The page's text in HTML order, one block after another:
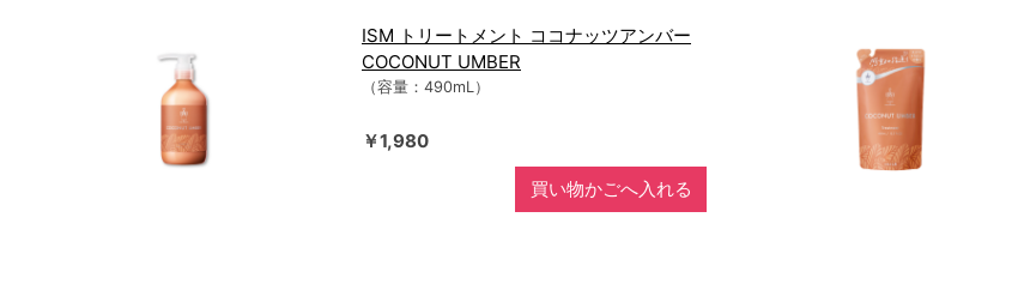
ISM トリートメント ココナッツアンバー
COCONUT UMBER
（容量：490mL）
￥1,980
買い物かごへ入れる